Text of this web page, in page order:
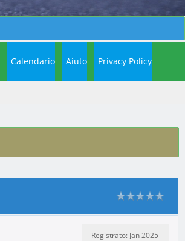
Calendario Aiuto Privacy Policy
Registrato: Jan 2025